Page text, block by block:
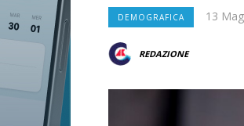
DEMOGRAFICA 13
REDAZIONE